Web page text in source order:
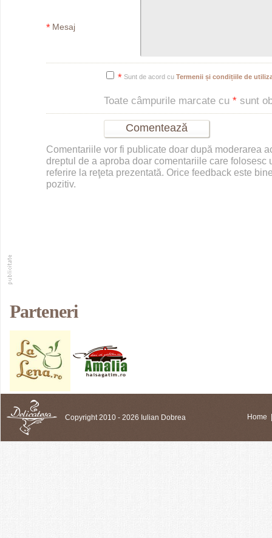
* Mesaj
* Sunt de acord cu Termenii și condițiile de
Toate câmpurile marcate cu * sunt
Comentariile vor fi publicate doar după moderarea
dreptul de a aproba doar comentariile care folosesc
referire la reţeta prezentată. Orice feedback este
pozitiv.
Parteneri
Copyright 2010 - 2026 Iulian Dobrea Home